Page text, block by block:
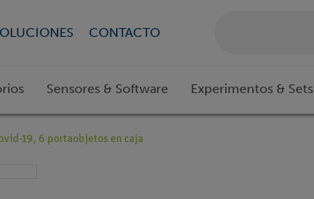
CONTACTO
Sensores & Software Experimentos & Sets
19, 6 portaobjetos en caja